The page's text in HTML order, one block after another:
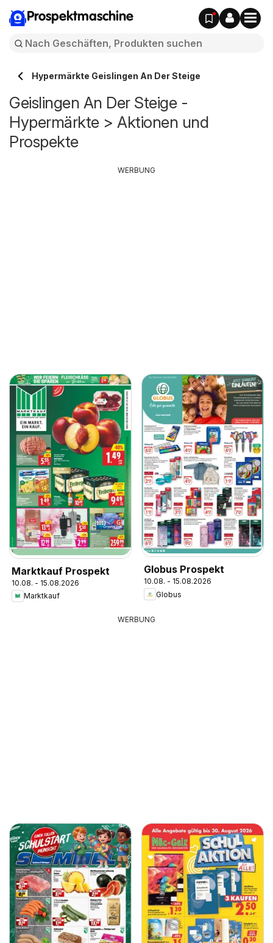
Prospektmaschine
Hypermärkte Geislingen An Der Steige
Geislingen An Der Steige -
Hypermärkte > Aktionen und
Prospekte
Marktkauf Prospekt
10.08. - 15.08.2026
Marktkauf
Globus Prospekt
10.08. - 15.08.2026
Globus
WERBUNG
WERBUNG